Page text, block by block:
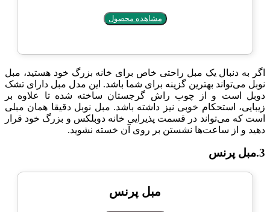
مشاهده محصول
اگر به دنبال یک مبل راحتی خاص برای خانه بزرگ خود هستید، مبل
نوبل می‌تواند بهترین گزینه برای شما باشد. این مدل مبل دارای تشک
دوبل است و از چوب راش گرجستان ساخته شده تا علاوه بر
زیبایی، استحکام خوبی نیز داشته باشد. مبل نوبل دقیقا همان مبلی
است که می‌تواند در قسمت پذیرایی خانه دوبلکس و بزرگ خود قرار
دهید و از ساعت‌ها نشستن بر روی آن خسته نشوید.
3.مبل پرنس
مبل پرنس